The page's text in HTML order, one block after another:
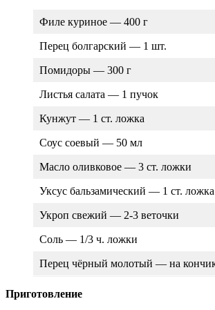
Филе куриное — 400 г
Перец болгарский — 1 шт.
Помидоры — 300 г
Листья салата — 1 пучок
Кунжут — 1 ст. ложка
Соус соевый — 50 мл
Масло оливковое — 3 ст. ложки
Уксус бальзамический — 1 ст. ложка
Укроп свежий — 2-3 веточки
Соль — 1/3 ч. ложки
Перец чёрный молотый — на
Приготовление